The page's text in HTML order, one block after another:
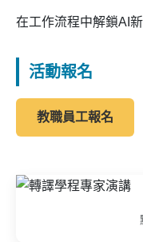
在工作流程中解鎖AI
活動報名
教職員工報名